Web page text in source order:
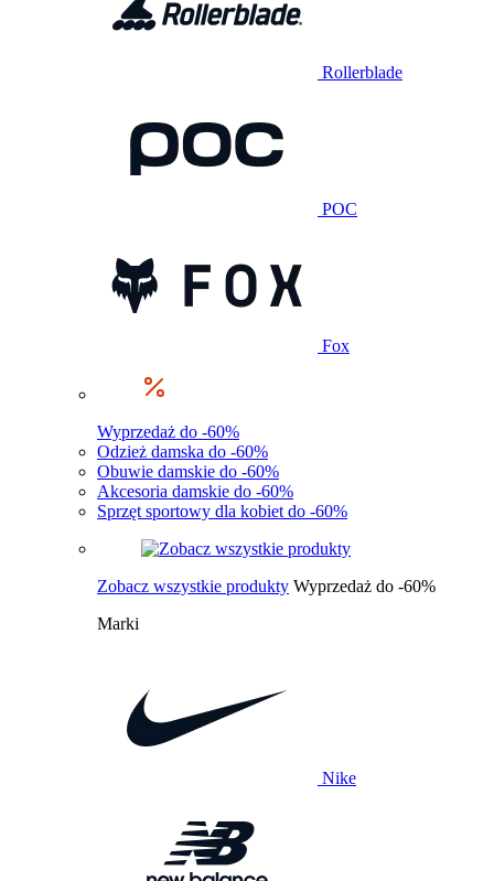
Rollerblade
POC
Fox
Wyprzedaż do -60%
Odzież damska do -60%
Obuwie damskie do -60%
Akcesoria damskie do -60%
Sprzęt sportowy dla kobiet do -60%
Zobacz wszystkie produkty Wyprzedaż do -60%
Marki
Nike